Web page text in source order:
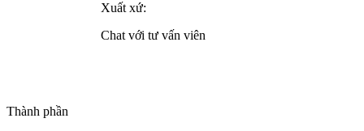
Xuất xứ:
Chat với tư vấn viên
Thành phần